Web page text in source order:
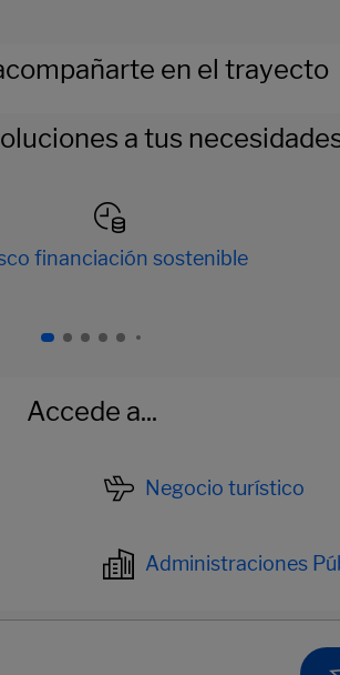
en el trayecto
a tus
financiación sostenible
Accede a...
Negocio turístico
Administraciones